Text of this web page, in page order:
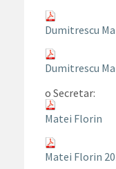
Dumitrescu
Dumitrescu
o Secretar:
Matei Florin
Matei Florin